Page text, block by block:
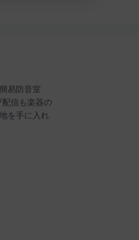
易防音室
配信も楽器の
を手に入れ